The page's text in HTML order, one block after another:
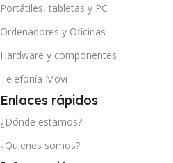
Portátiles, tabletas y PC
Ordenadores y Oficinas
Hardware y componentes
Telefonía Móvi
Enlaces rápidos
¿Dónde estamos?
¿Quienes somos?